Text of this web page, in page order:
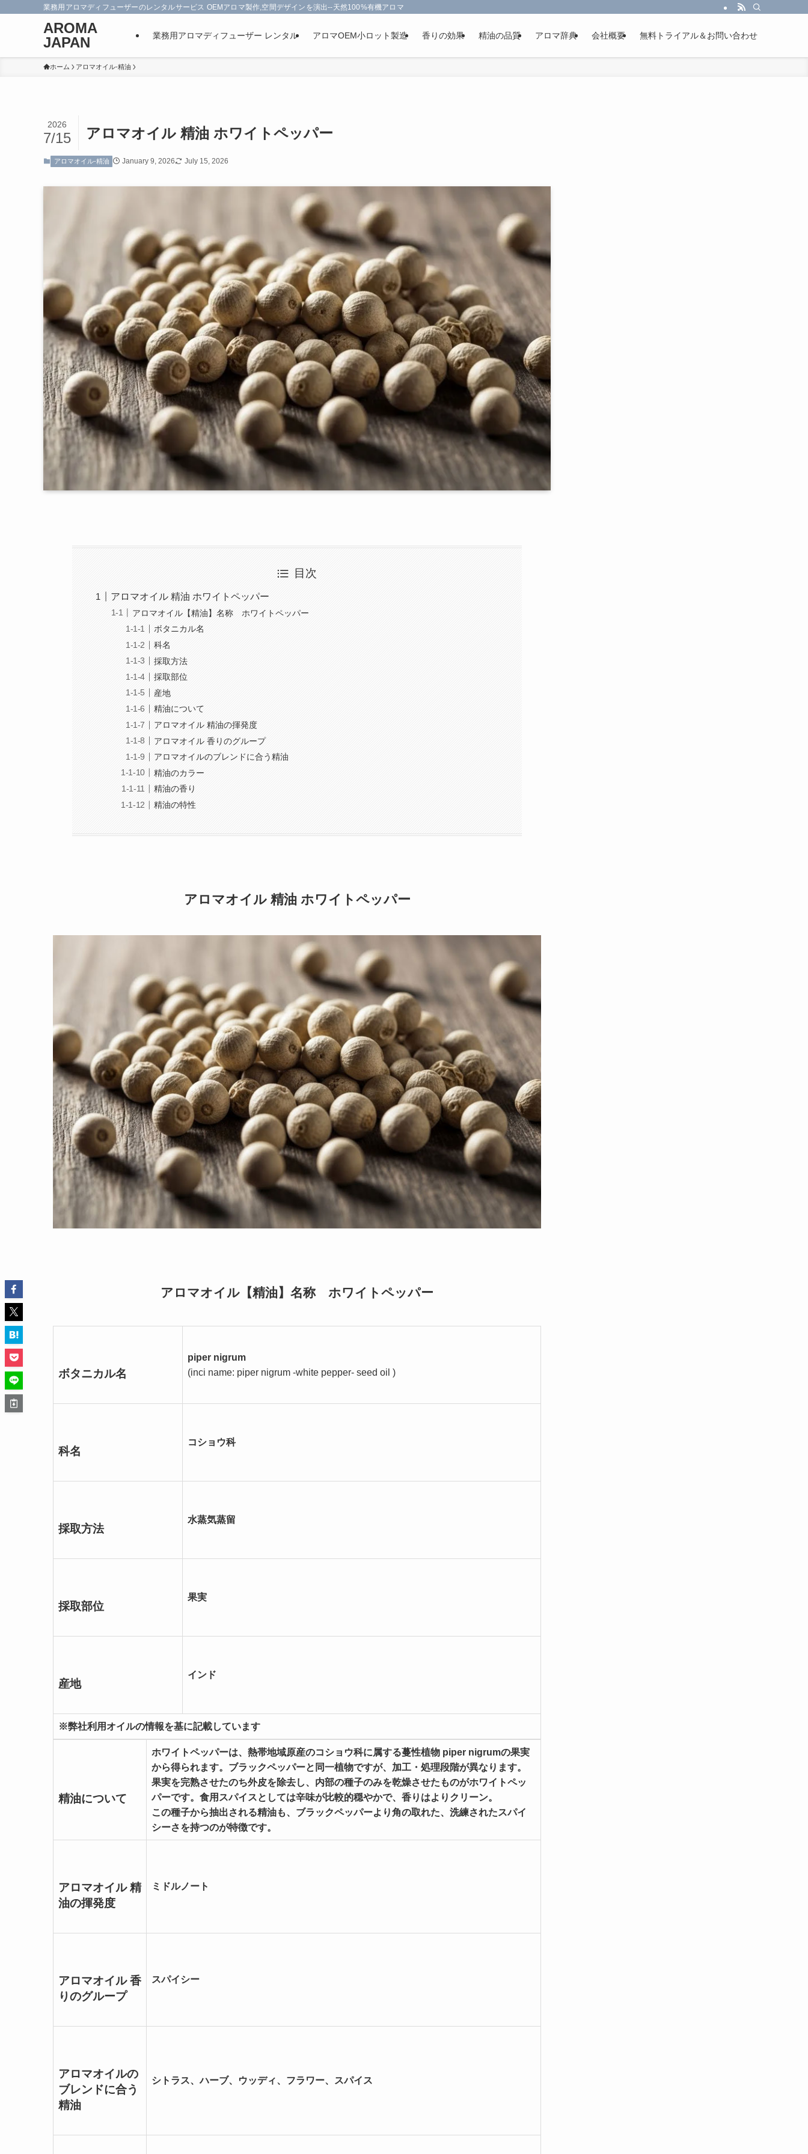
業務用アロマディフューザーのレンタルサービス OEMアロマ製作,空間デザインを演出--天然100%有機アロマオイルを使用-フランス政府認定
AROMA
JAPAN
業務用アロマディフューザー レンタル アロマOEM小ロット製造 香りの効果 精油の品質 アロマ辞典 会社概要 無料トライアル＆お問い合わせ
ホーム アロマオイル-精油
アロマオイル 精油 ホワイトペッパー
2026
7/15
アロマオイル-精油 January 9, 2026 July 15, 2026
目次
アロマオイル 精油 ホワイトペッパー
アロマオイル【精油】名称 ホワイトペッパー
ボタニカル名
科名
採取方法
採取部位
産地
精油について
アロマオイル 精油の揮発度
アロマオイル 香りのグループ
アロマオイルのブレンドに合う精油
精油のカラー
精油の香り
精油の特性
アロマオイル 精油 ホワイトペッパー
アロマオイル【精油】名称 ホワイトペッパー
ボタニカル名
piper nigrum
(inci name: piper nigrum -white pepper- seed oil )
科名
コショウ科
採取方法
水蒸気蒸留
採取部位
果実
産地
インド
※弊社利用オイルの情報を基に記載しています
精油について
ホワイトペッパーは、熱帯地域原産のコショウ科に属する蔓性植物 piper nigrumの果実
から得られます。ブラックペッパーと同一植物ですが、加工・処理段階が異なります。
果実を完熟させたのち外皮を除去し、内部の種子のみを乾燥させたものがホワイトペッ
パーです。食用スパイスとしては辛味が比較的穏やかで、香りはよりクリーン。
この種子から抽出される精油も、ブラックペッパーより角の取れた、洗練されたスパイ
シーさを持つのが特徴です。
アロマオイル 精
油の揮発度
ミドルノート
アロマオイル 香
りのグループ
スパイシー
アロマオイルの
ブレンドに合う
精油
シトラス、ハーブ、ウッディ、フラワー、スパイス